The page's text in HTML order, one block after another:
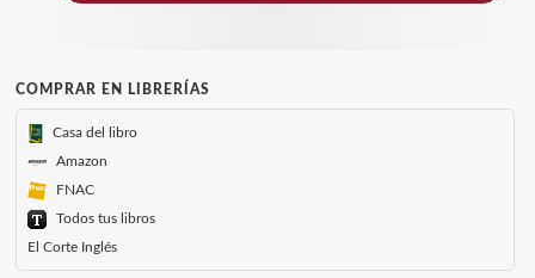
COMPRAR EN LIBRERÍAS
Casa del libro
Amazon
FNAC
Todos tus libros
El Corte Inglés